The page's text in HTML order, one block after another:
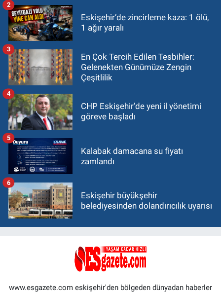
Eskişehir’de zincirleme kaza: 1 ölü,
1 ağır yaralı
2
En Çok Tercih Edilen Tesbihler:
Gelenekten Günümüze Zengin
Çeşitlilik
3
CHP Eskişehir’de yeni il yönetimi
göreve başladı
4
Kalabak damacana su fiyatı
zamlandı
5
Eskişehir büyükşehir
belediyesinden dolandırıcılık uyarısı
6
www.esgazete.com eskişehir'den bölgeden dünyadan haberler